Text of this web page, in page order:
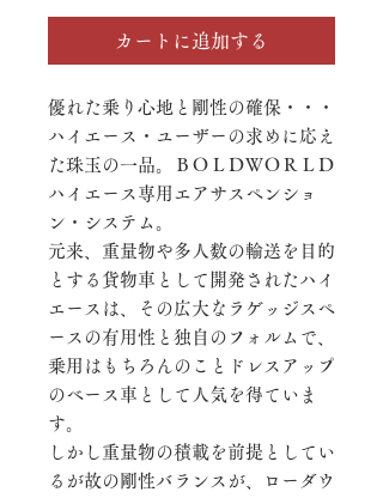
カートに追加する
優れた乗り心地と剛性の確保・・・
ハイエース・ユーザーの求めに応え
た珠玉の一品。ＢＯＬＤＷＯＲＬＤ
ハイエース専用エアサスペンショ
ン・システム。
元来、重量物や多人数の輸送を目的
とする貨物車として開発されたハイ
エースは、その広大なラゲッジスペ
ースの有用性と独自のフォルムで、
乗用はもちろんのことドレスアップ
のベース車として人気を得ていま
す。
しかし重量物の積載を前提としてい
るが故の剛性バランスが、ローダウ